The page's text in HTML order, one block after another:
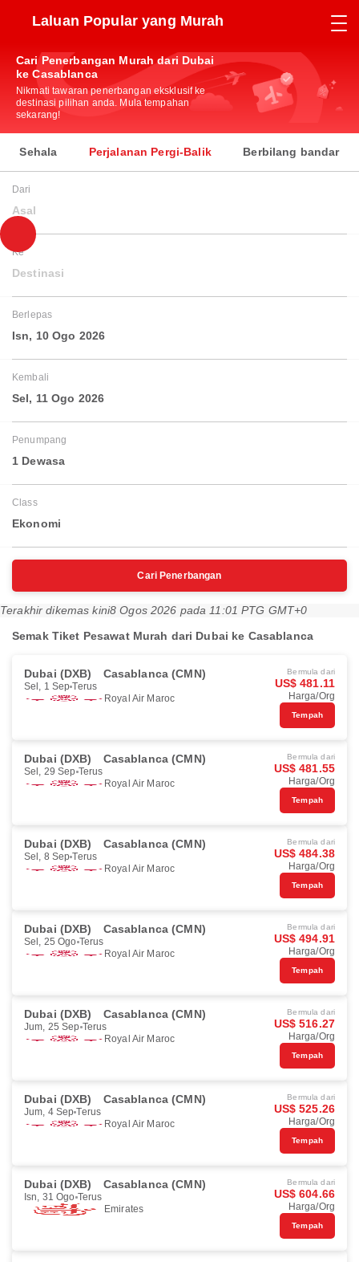
Laluan Popular yang Murah
Cari Penerbangan Murah dari Dubai
ke Casablanca
Nikmati tawaran penerbangan eksklusif ke
destinasi pilihan anda. Mula tempahan
sekarang!
Sehala Perjalanan Pergi-Balik Berbilang bandar
Dari
Asal
Ke
Destinasi
Berlepas
Isn, 10 Ogo 2026
Kembali
Sel, 11 Ogo 2026
Penumpang
1 Dewasa
Class
Ekonomi
Cari Penerbangan
Terakhir dikemas kini8 Ogos 2026 pada 11:01 PTG GMT+0
Semak Tiket Pesawat Murah dari Dubai ke Casablanca
Dubai (DXB) Casablanca (CMN)
Sel, 1 Sep Terus
Royal Air Maroc
Bermula dari
US$ 481.11
Harga/Org
Tempah
Dubai (DXB) Casablanca (CMN)
Sel, 29 Sep Terus
Royal Air Maroc
Bermula dari
US$ 481.55
Harga/Org
Tempah
Dubai (DXB) Casablanca (CMN)
Sel, 8 Sep Terus
Royal Air Maroc
Bermula dari
US$ 484.38
Harga/Org
Tempah
Dubai (DXB) Casablanca (CMN)
Sel, 25 Ogo Terus
Royal Air Maroc
Bermula dari
US$ 494.91
Harga/Org
Tempah
Dubai (DXB) Casablanca (CMN)
Jum, 25 Sep Terus
Royal Air Maroc
Bermula dari
US$ 516.27
Harga/Org
Tempah
Dubai (DXB) Casablanca (CMN)
Jum, 4 Sep Terus
Royal Air Maroc
Bermula dari
US$ 525.26
Harga/Org
Tempah
Dubai (DXB) Casablanca (CMN)
Isn, 31 Ogo Terus
Emirates
Bermula dari
US$ 604.66
Harga/Org
Tempah